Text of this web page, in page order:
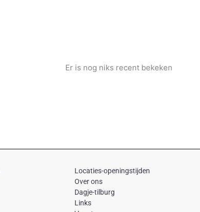
Er is nog niks recent bekeken
Locaties-openingstijden
Over ons
Dagje-tilburg
Links